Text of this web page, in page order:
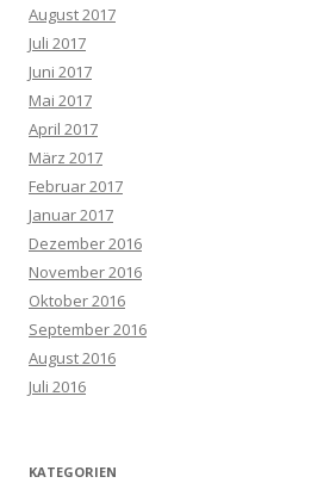
August 2017
Juli 2017
Juni 2017
Mai 2017
April 2017
März 2017
Februar 2017
Januar 2017
Dezember 2016
November 2016
Oktober 2016
September 2016
August 2016
Juli 2016
KATEGORIEN